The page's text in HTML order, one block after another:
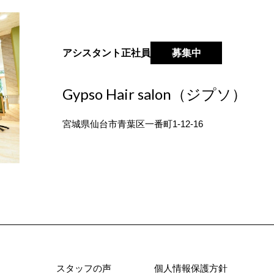
アシスタント 正社員 募集中
Gypso Hair salon（ジプソ）
宮城県仙台市青葉区一番町1-12-16
スタッフの声 個人情報保護方針